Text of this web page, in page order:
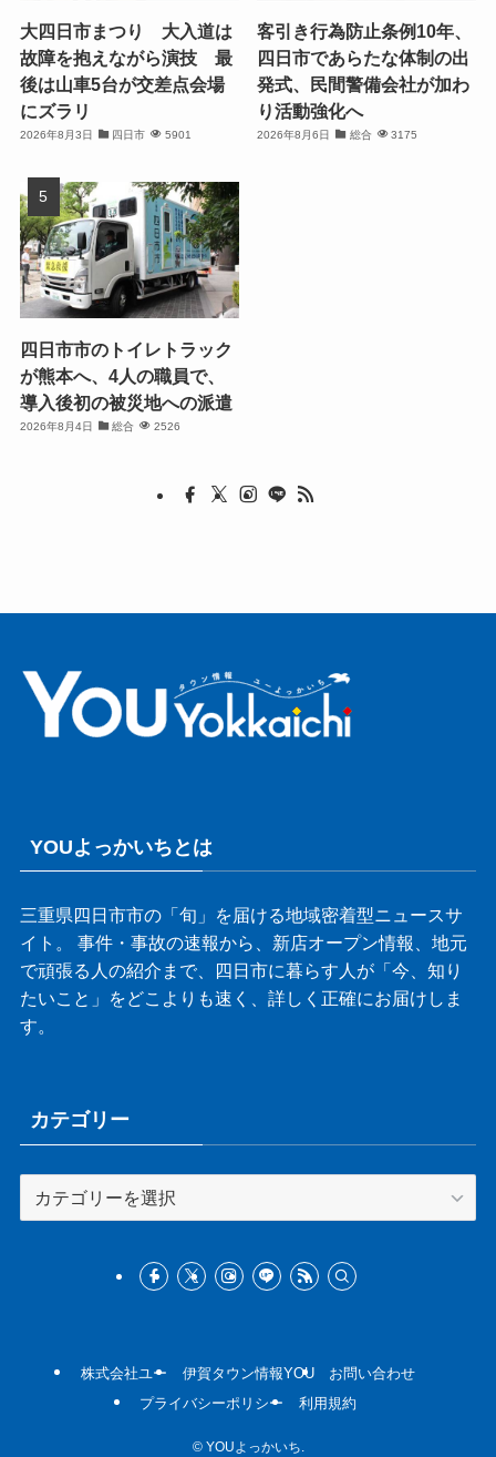
大四日市まつり 大入道は
故障を抱えながら演技 最
後は山車5台が交差点会場
にズラリ
2026年8月3日 四日市 5901
客引き行為防止条例10年、
四日市であらたな体制の出
発式、民間警備会社が加わ
り活動強化へ
2026年8月6日 総合 3175
四日市市のトイレトラック
が熊本へ、4人の職員で、
導入後初の被災地への派遣
2026年8月4日 総合 2526
YOUよっかいちとは
三重県四日市市の「旬」を届ける地域密着型ニュースサ
イト。 事件・事故の速報から、新店オープン情報、地元
で頑張る人の紹介まで、四日市に暮らす人が「今、知り
たいこと」をどこよりも速く、詳しく正確にお届けしま
す。
カテゴリー
テ
株式会社ユー 伊賀タウン情報YOU
お問い合わせ
プライバシーポリシー
利用規約
©YOUよっかいち.